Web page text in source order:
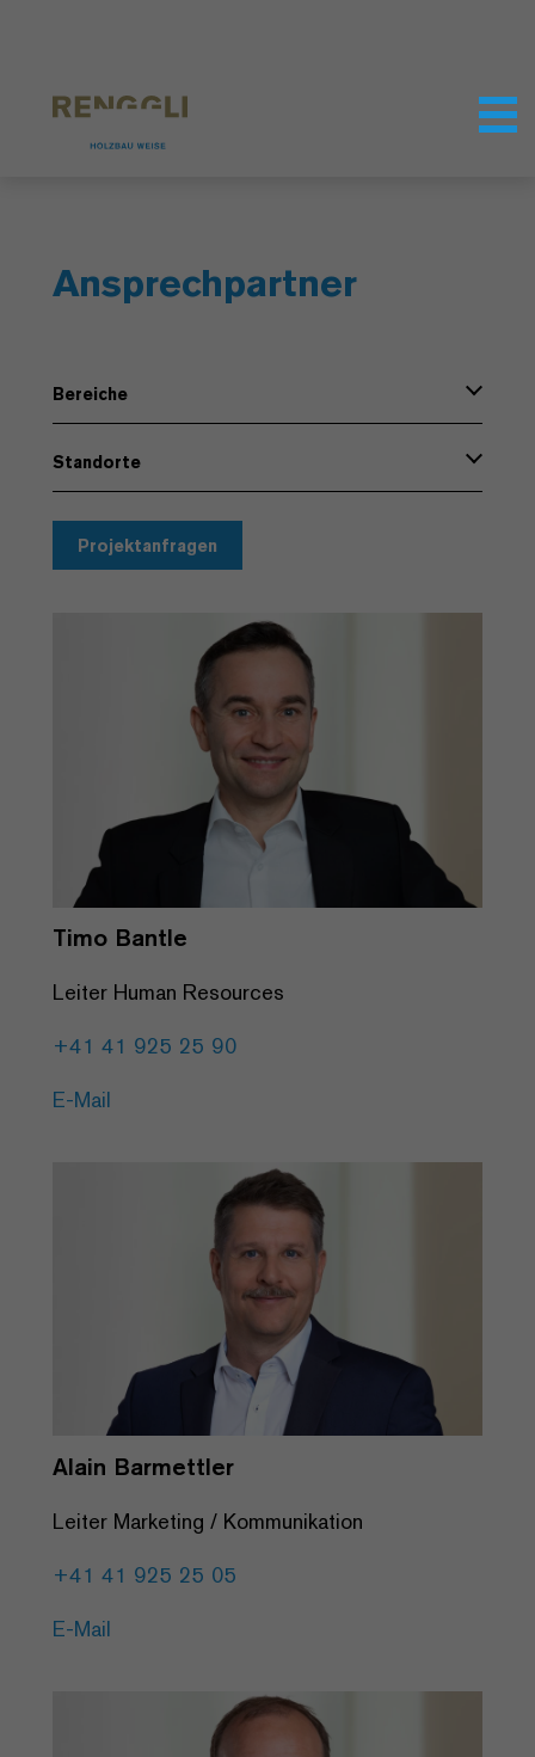
Ansprechpartner
Bereiche
Standorte
Projektanfragen
Timo Bantle
Leiter Human Resources
+41 41 925 25 90
E-Mail
Alain Barmettler
Leiter Marketing / Kommunikation
+41 41 925 25 05
E-Mail